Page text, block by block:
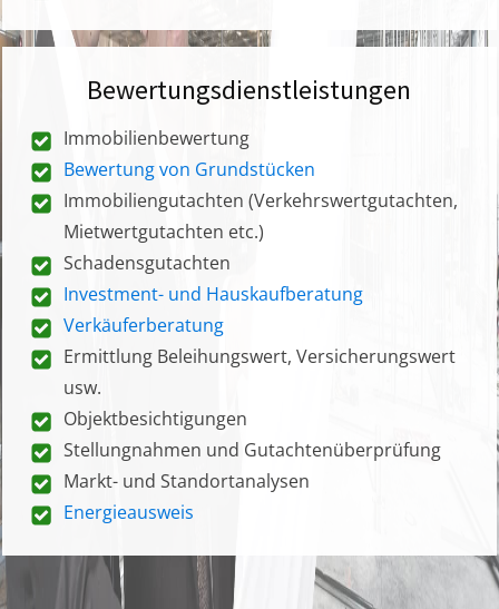
Bewertungsdienstleistungen
Immobilienbewertung
Bewertung von Grundstücken
Immobiliengutachten (Verkehrswertgutachten,
Mietwertgutachten etc.)
Schadensgutachten
Investment- und Hauskaufberatung
Verkäuferberatung
Ermittlung Beleihungswert, Versicherungswert
usw.
Objektbesichtigungen
Stellungnahmen und Gutachtenüberprüfung
Markt- und Standortanalysen
Energieausweis